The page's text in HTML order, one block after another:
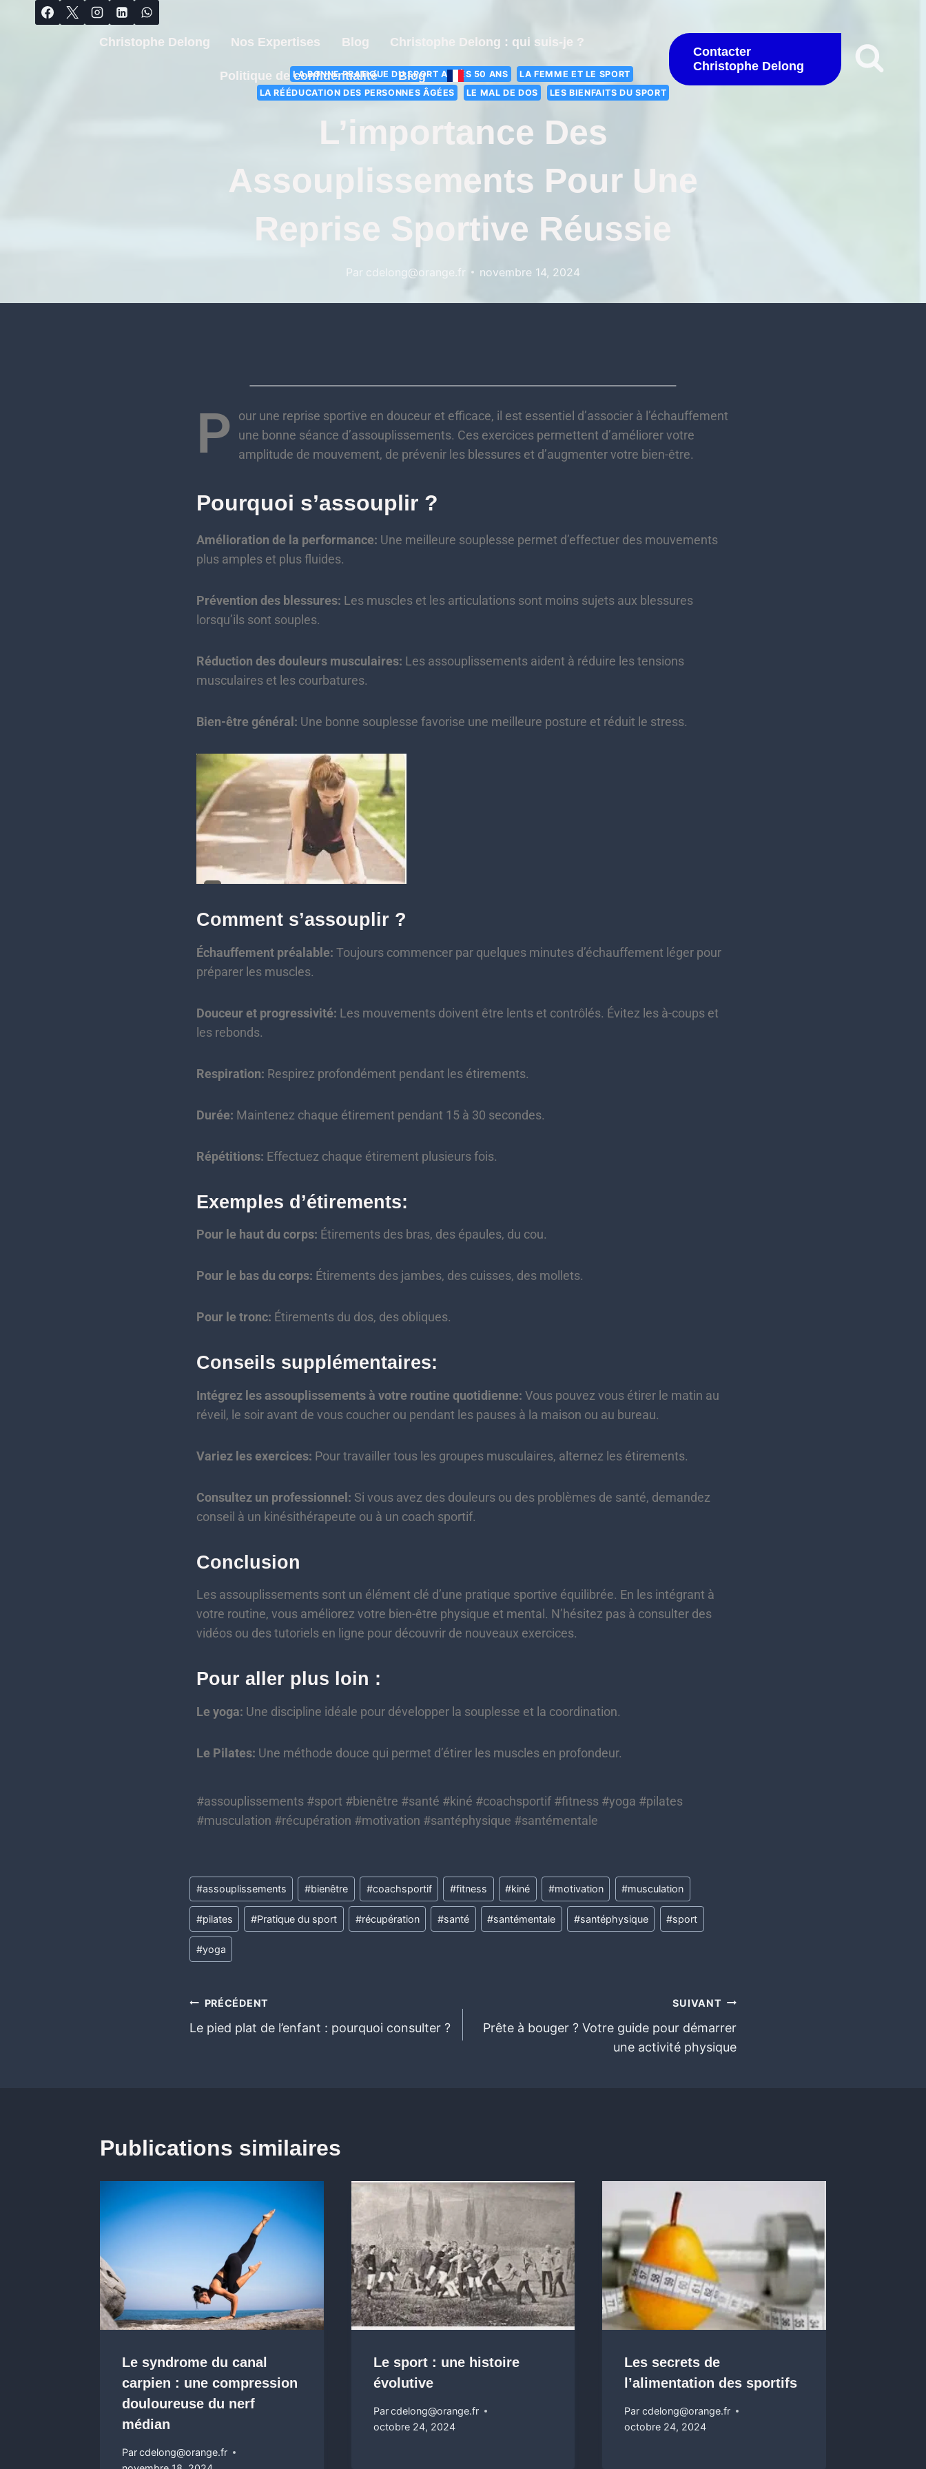
Christophe Delong Nos Expertises Blog Christophe Delong : qui suis-je ?
Politique de confidentialité Blog
Contacter
Christophe Delong
LA BONNE PRATIQUE DU SPORT APRÈS 50 ANS
LA FEMME ET LE SPORT
LA RÉÉDUCATION DES PERSONNES ÂGÉES
LE MAL DE DOS LES BIENFAITS DU SPORT
L’importance Des
Assouplissements Pour Une
Reprise Sportive Réussie
Par cdelong@orange.fr novembre 14, 2024
P
our une reprise sportive en douceur et efficace, il est essentiel d’associer à l’échauffement
une bonne séance d’assouplissements. Ces exercices permettent d’améliorer votre
amplitude de mouvement, de prévenir les blessures et d’augmenter votre bien-être.
Pourquoi s’assouplir ?
Amélioration de la performance: Une meilleure souplesse permet d’effectuer des mouvements
plus amples et plus fluides.
Prévention des blessures: Les muscles et les articulations sont moins sujets aux blessures
lorsqu’ils sont souples.
Réduction des douleurs musculaires: Les assouplissements aident à réduire les tensions
musculaires et les courbatures.
Bien-être général: Une bonne souplesse favorise une meilleure posture et réduit le stress.
Comment s’assouplir ?
Échauffement préalable: Toujours commencer par quelques minutes d’échauffement léger pour
préparer les muscles.
Douceur et progressivité: Les mouvements doivent être lents et contrôlés. Évitez les à-coups et
les rebonds.
Respiration: Respirez profondément pendant les étirements.
Durée: Maintenez chaque étirement pendant 15 à 30 secondes.
Répétitions: Effectuez chaque étirement plusieurs fois.
Exemples d’étirements:
Pour le haut du corps: Étirements des bras, des épaules, du cou.
Pour le bas du corps: Étirements des jambes, des cuisses, des mollets.
Pour le tronc: Étirements du dos, des obliques.
Conseils supplémentaires:
Intégrez les assouplissements à votre routine quotidienne: Vous pouvez vous étirer le matin au
réveil, le soir avant de vous coucher ou pendant les pauses à la maison ou au bureau.
Variez les exercices: Pour travailler tous les groupes musculaires, alternez les étirements.
Consultez un professionnel: Si vous avez des douleurs ou des problèmes de santé, demandez
conseil à un kinésithérapeute ou à un coach sportif.
Conclusion
Les assouplissements sont un élément clé d’une pratique sportive équilibrée. En les intégrant à
votre routine, vous améliorez votre bien-être physique et mental. N’hésitez pas à consulter des
vidéos ou des tutoriels en ligne pour découvrir de nouveaux exercices.
Pour aller plus loin :
Le yoga: Une discipline idéale pour développer la souplesse et la coordination.
Le Pilates: Une méthode douce qui permet d’étirer les muscles en profondeur.
#assouplissements #sport #bienêtre #santé #kiné #coachsportif #fitness #yoga #pilates
#musculation #récupération #motivation #santéphysique #santémentale
#assouplissements #bienêtre #coachsportif #fitness #kiné #motivation #musculation
#pilates #Pratique du sport #récupération #santé #santémentale #santéphysique #sport
#yoga
PRÉCÉDENT
Le pied plat de l’enfant : pourquoi consulter ?
SUIVANT
Prête à bouger ? Votre guide pour démarrer
une activité physique
Publications similaires
Le syndrome du canal
carpien : une compression
douloureuse du nerf
médian
Parcdelong@orange.fr
Le sport : une histoire
évolutive
Parcdelong@orange.fr
octobre 24, 2024
Les secrets de
l’alimentation des sportifs
Par cdelong@orange.fr
octobre 24, 2024